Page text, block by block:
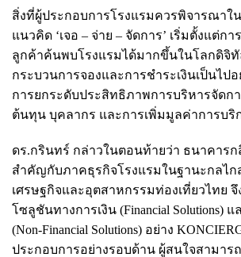
สิ่งที่ผู้ประกอบการโรงแรมควรพิจารณาใ
แนวคิด ‘เจอ – จ่าย – จัดการ’ เริ่มตั้งแต่ก
ลูกค้าค้นพบโรงแรมได้มากขึ้นในโลกดิจิทั
กระบวนการจองและการชำระเงินเป็นไป
การยกระดับประสิทธิภาพการบริหารจัดก
ต้นทุน บุคลากร และการเพิ่มมูลค่าการบริ
ดร.กรินทร์ กล่าวในตอนท้ายว่า ธนาคาร
สำคัญกับภาคธุรกิจโรงแรมในฐานะกลไ
เศรษฐกิจและอุตสาหกรรมท่องเที่ยวไทย
โซลูชันทางการเงิน (Financial Solutions)
(Non-Financial Solutions) อย่าง
ประกอบการอย่างรอบด้าน ผู้สนใจสามาร